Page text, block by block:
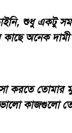
শুধু একটু
অনেক
করতে তোমার
কাজগুলো